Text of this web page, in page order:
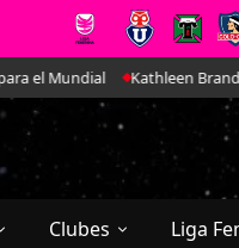
Mundial Kathleen Brandt:
Clubes Liga